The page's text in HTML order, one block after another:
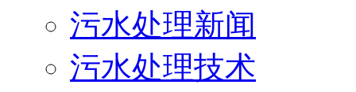
污水处理新闻
污水处理技术